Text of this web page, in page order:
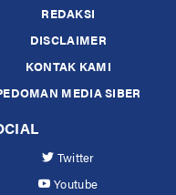
REDAKSI
DISCLAIMER
KONTAK KAMI
MEDIA SIBER
Twitter
Youtube